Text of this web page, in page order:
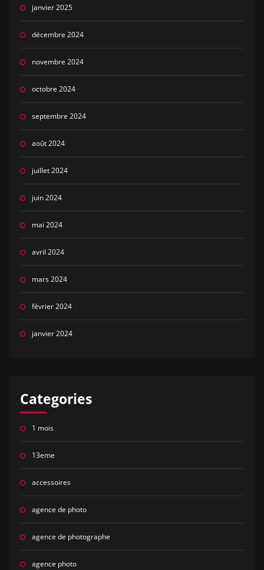
janvier 2025
décembre 2024
novembre 2024
octobre 2024
septembre 2024
août 2024
juillet 2024
juin 2024
mai 2024
avril 2024
mars 2024
février 2024
janvier 2024
Categories
1 mois
13eme
accessoires
agence de photo
agence de photographe
agence photo